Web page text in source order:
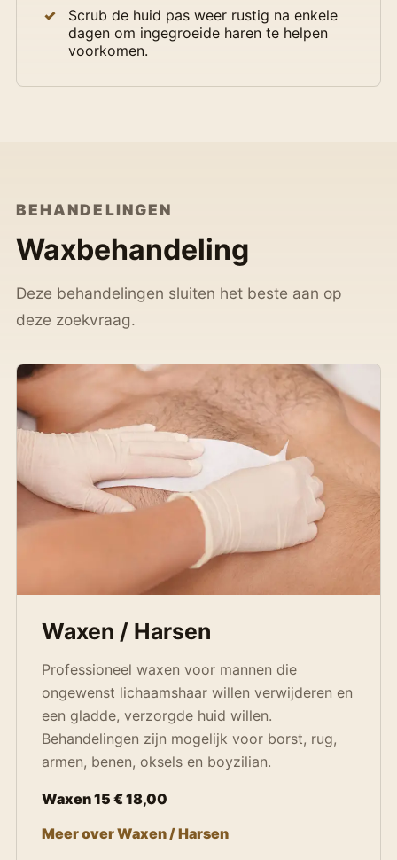
Scrub de huid pas weer rustig na enkele
dagen om ingegroeide haren te helpen
voorkomen.
BEHANDELINGEN
Waxbehandeling
Deze behandelingen sluiten het beste aan op
deze zoekvraag.
Waxen / Harsen
Professioneel waxen voor mannen die
ongewenst lichaamshaar willen verwijderen en
een gladde, verzorgde huid willen.
Behandelingen zijn mogelijk voor borst, rug,
armen, benen, oksels en boyzilian.
Waxen 15 € 18,00
Meer over Waxen / Harsen